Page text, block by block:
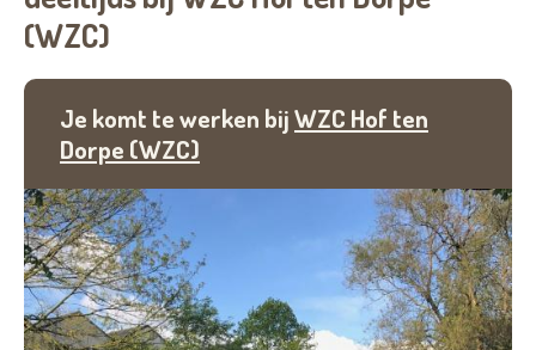
(WZC)
Je komt te werken bijWZC Hof ten
Dorpe (WZC)